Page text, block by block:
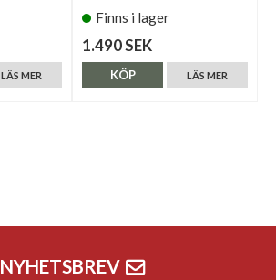
LÄS MER
Finns i lager
1.490 SEK
LÄS MER
KÖP
NYHETSBREV